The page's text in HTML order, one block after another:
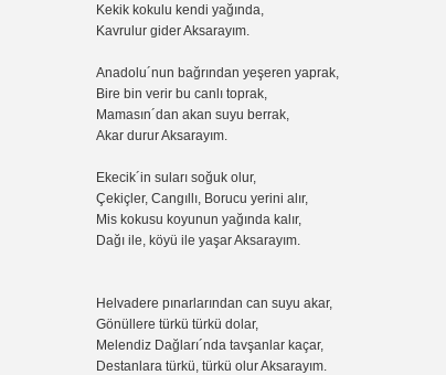
Kekik kokulu kendi yağında,
Kavrulur gider Aksarayım.
Anadolu´nun bağrından yeşeren yaprak,
Bire bin verir bu canlı toprak,
Mamasın´dan akan suyu berrak,
Akar durur Aksarayım.
Ekecik´in suları soğuk olur,
Çekiçler, Cangıllı, Borucu yerini alır,
Mis kokusu koyunun yağında kalır,
Dağı ile, köyü ile yaşar Aksarayım.
Helvadere pınarlarından can suyu akar,
Gönüllere türkü türkü dolar,
Melendiz Dağları´nda tavşanlar kaçar,
Destanlara türkü, türkü olur Aksarayım.